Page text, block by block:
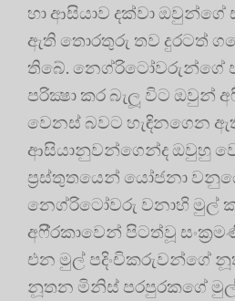
හා ආසියාව දක්වා ඔවුන්ගේ
ඇති තොරතුරු තව දුරටත්
තිබේ. නෙග්රිටෝවරුන්ගේ
පරික්‍ෂා කර බැලූ විට ඔවුන්
වෙනස් බවට හැඳිනගෙන
ආසියානුවන්ගෙන්ද ඔවුහු
ප‍්‍රස්තුතයෙන් යෝජනා
නෙග්රිටෝවරු වනාහි මුල්
අෆි‍්‍රකාවෙන් පිටත්වූ
එන මුල් පදිංචිකරුවන්ගේ
නූතන මිනිස් පරපුරකගේ මුල්